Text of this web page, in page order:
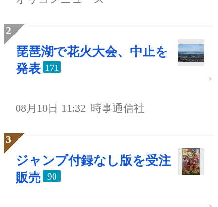
琵琶湖で花火大会、中止を
発表 171
08月10日 11:32 時事通信社
ジャンプ付録なし版を受注
販売
90